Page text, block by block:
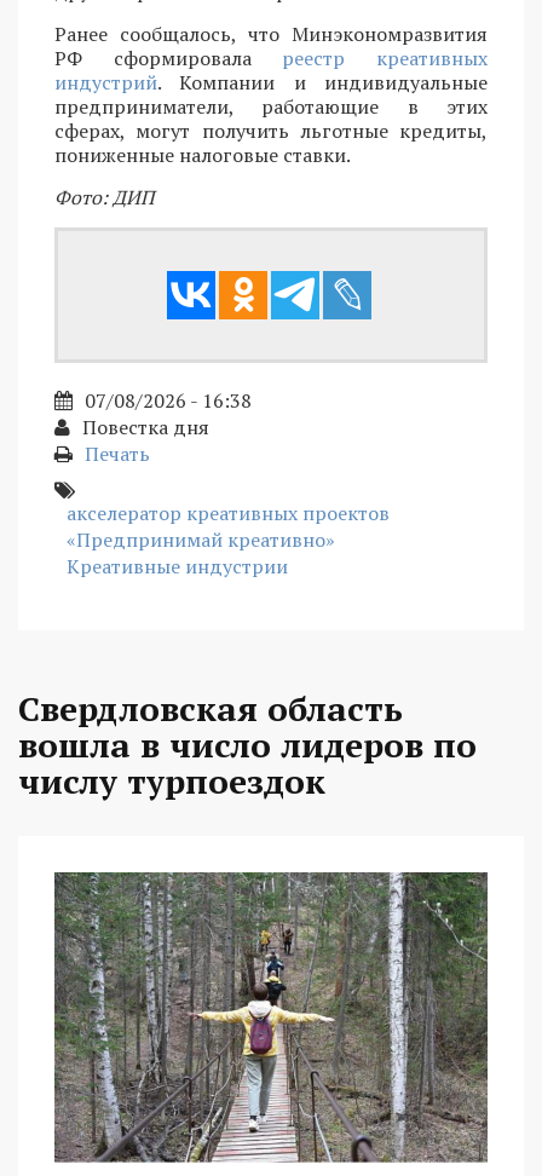
Ранее сообщалось, что Минэкономразвития
РФ сформировала реестр креативных
индустрий. Компании и индивидуальные
предприниматели, работающие в этих
сферах, могут получить льготные кредиты,
пониженные налоговые ставки.
Фото: ДИП
07/08/2026 - 16:38
Повестка дня
Печать
акселератор креативных проектов
«Предпринимай креативно»
Креативные индустрии
Свердловская область
вошла в число лидеров по
числу турпоездок